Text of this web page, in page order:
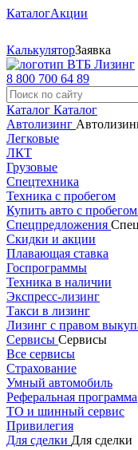
КаталогАкции
КалькуляторЗаявка
8 800 700 64 89
Каталог Каталог
Автолизинг
Легковые
ЛКТ
Грузовые
Спецтехника
Техника с пробегом
Купить авто с пробегом
Спецпредложения
Скидки и акции
Плавающая ставка
Госпрограммы
Техника в наличии
Экспресс-лизинг
Такси в лизинг
Лизинг с правом
Сервисы Сервисы
Все сервисы
Страхование
Умный автомобиль
Реферальная программа
ТО и шинный сервис
Привилегия
Для сделки Для сделки